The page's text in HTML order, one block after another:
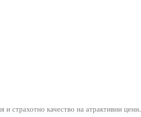
страхотно качество на атрактивни цени.